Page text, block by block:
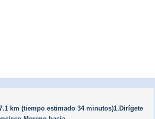
km (tiempo estimado 34 minutos)1.Dirígete